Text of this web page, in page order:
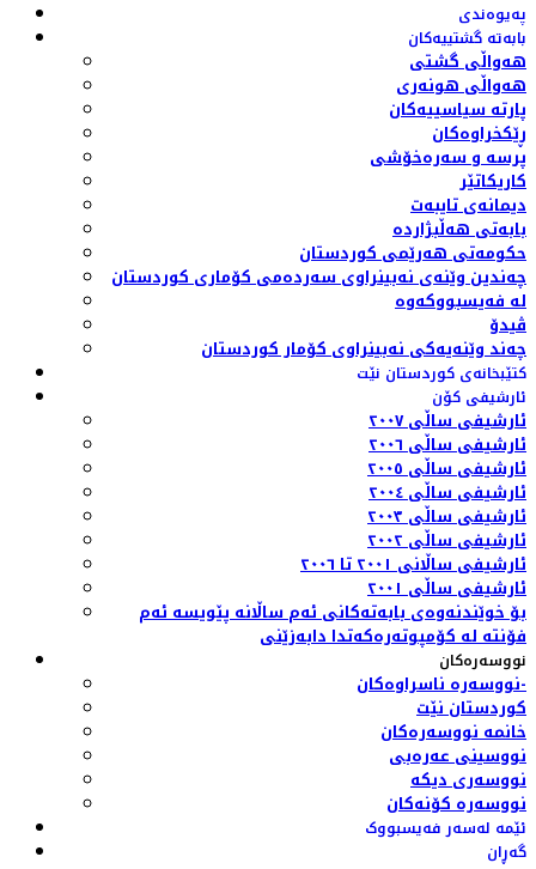
پەیوەندی
بابەتە گشتییەکان
هەواڵی گشتی
هەواڵی هونەری
پارتە سیاسییەکان
ڕێکخراوەکان
پرسە و سەرەخۆشی
کاریکاتێر
دیمانەی تایبەت
بابەتی هەڵبژاردە
حکومەتی هەرێمی کوردستان
چەندین وێنەی نەبینراوی سەردەمی کۆماری کوردستان
لە فەیسبووکەوە
ڤیدۆ
چەند وێنەیەکی نەبینراوی کۆمار کوردستان
کتێبخانەی کوردستان نێت
ئارشیفی کۆن
ئارشیفی ساڵی ٢٠٠٧
ئارشیفی ساڵی ٢٠٠٦
ئارشیفی ساڵی ٢٠٠٥
ئارشیفی ساڵی ٢٠٠٤
ئارشیفی ساڵی ٢٠٠٣
ئارشیفی ساڵی ٢٠٠٢
ئارشیفی ساڵانی ٢٠٠١ تا ٢٠٠٦
ئارشیفی ساڵی ٢٠٠١
بۆ خوێندنەوەی بابەتەکانی ئەم ساڵانە پێویسە ئەم
فۆنتە لە کۆمپوتەرەکەتدا دابەزێنی
نووسەرەکان
نووسەرە ناسراوەکان-
کوردستان نێت
خانمە نووسەرەکان
نووسینی عەرەبی
نووسەری دیکە
نووسەرە کۆنەکان
ئێمە لەسەر فەیسبووک
گەڕان